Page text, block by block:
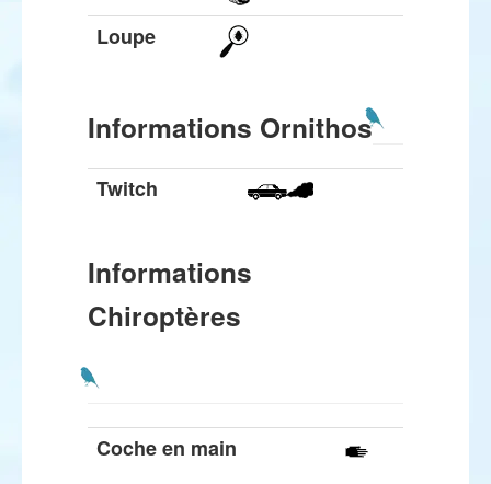
Loupe
Informations Ornithos
Twitch
Informations
Chiroptères
Coche en main